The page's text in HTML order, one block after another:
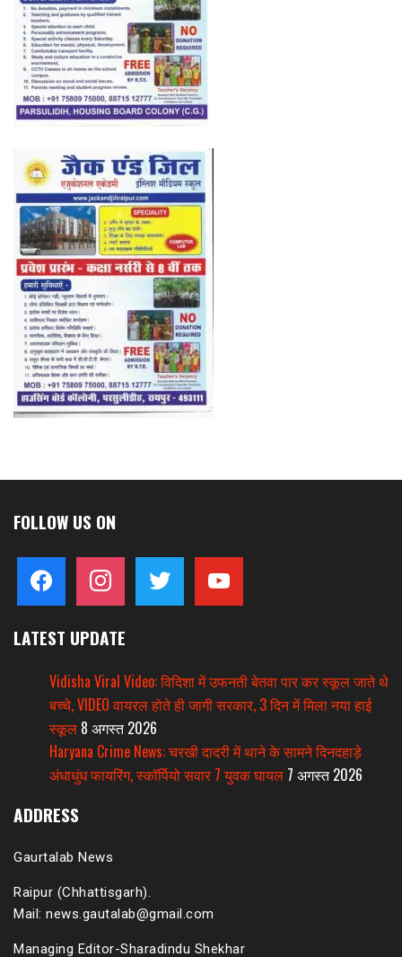
FOLLOW US ON
facebook instagram twitter youtube
LATEST UPDATE
Vidisha Viral Video: विदिशा में उफनती बेतवा पार कर स्कूल जाते थे
बच्चे, VIDEO वायरल होते ही जागी सरकार, 3 दिन में मिला नया हाई
स्कूल 8 अगस्त 2026
Haryana Crime News: चरखी दादरी में थाने के सामने दिनदहाड़े
अंधाधुंध फायरिंग, स्कॉर्पियो सवार 7 युवक घायल 7 अगस्त 2026
ADDRESS
Gaurtalab News
Raipur (Chhattisgarh).
Mail: news.gautalab@gmail.com
Managing Editor-Sharadindu Shekhar